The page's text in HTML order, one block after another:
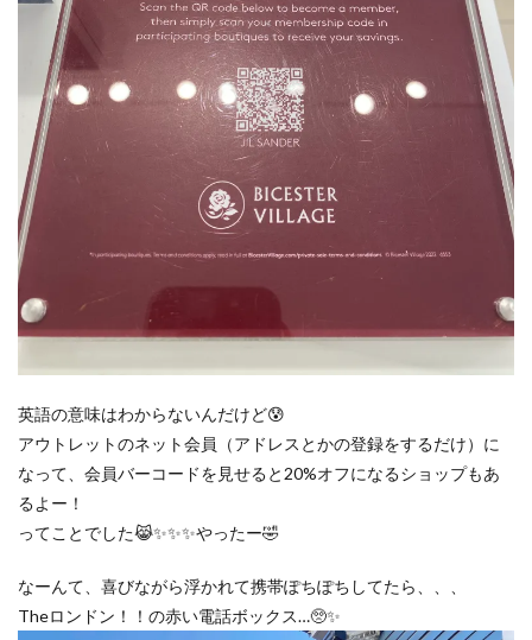
英語の意味はわからないんだけど😰
アウトレットのネット会員（アドレスとかの登録をするだけ）に
なって、会員バーコードを見せると20%オフになるショップもあ
るよー！
ってことでした😹✨✨✨やったー🤣
なーんて、喜びながら浮かれて携帯ぽちぽちしてたら、、、
Theロンドン！！の赤い電話ボックス…🥺✨